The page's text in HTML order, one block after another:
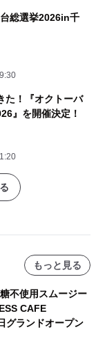
台総選挙2026in千
た！『オクトーバ
』を開催決定！
もっと見る
不使用スムージー
CAFE
グランドオープン